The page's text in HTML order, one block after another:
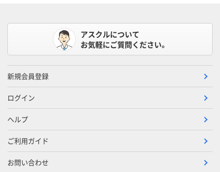
アスクルについて
お気軽にご質問ください。
新規会員登録
ログイン
ヘルプ
ご利用ガイド
お問い合わせ